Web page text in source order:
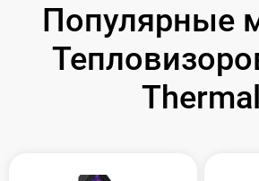
Популярные
Thermal